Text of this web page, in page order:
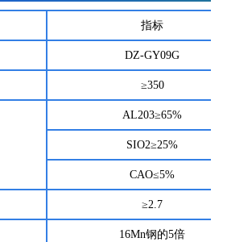
指标
DZ-GY09G
≥350
AL203≥65%
SIO2≥25%
CAO≤5%
≥2.7
16Mn钢的5倍